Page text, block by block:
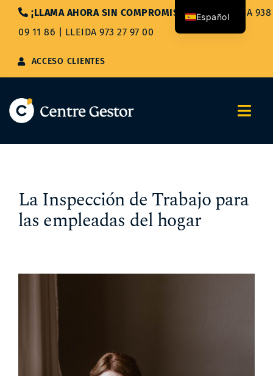
Saltar
contenido
¡LLAMA AHORA SIN COMPROMISO!|BARCELONA 938
09 11 86
LLEIDA 973 27 97 00
ACCESO CLIENTES
Asesoría Integral
La Inspección de Trabajo para
las empleadas del hogar
Español
Català